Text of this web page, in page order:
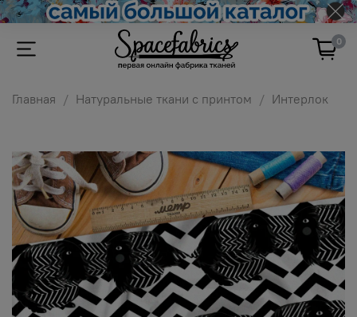
0
Главная Натуральные ткани с принтом Интерлок